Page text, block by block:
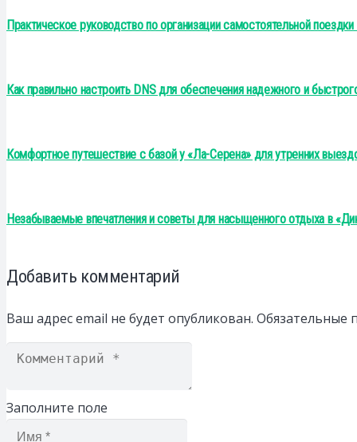
Практическое руководство по организации самостоятельной
Как правильно настроить DNS для обеспечения надежного и
Комфортное путешествие с базой у «Ла-Серена» для утренних
Незабываемые впечатления и советы для насыщенного отдыха в
Добавить комментарий
Ваш адрес email не будет опубликован. Обязательные
Заполните поле